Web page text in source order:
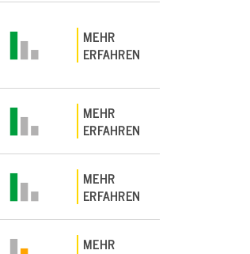
MEHR
ERFAHREN
MEHR
ERFAHREN
MEHR
ERFAHREN
MEHR